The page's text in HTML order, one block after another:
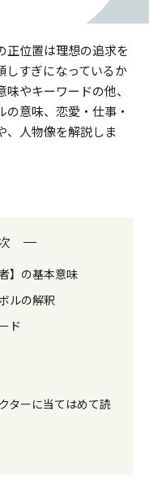
正位置は理想の追求を
しすぎになっているか
やキーワードの他、
意味、恋愛・仕事・
、人物像を解説しま
】の基本意味
ルの解釈
ド
ターに当てはめて読